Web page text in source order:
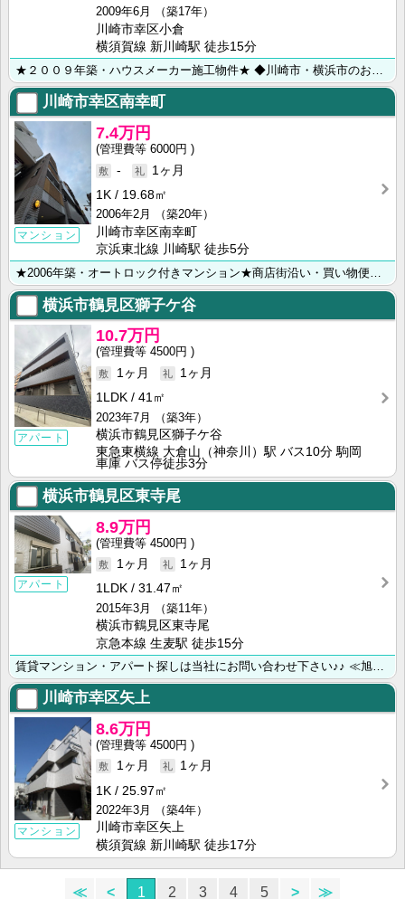
2009年6月
（築17年）
川崎市幸区小倉
横須賀線 新川崎駅 徒歩15分
川崎市幸区南幸町
マンション
7.4万円
6000円
-
1ヶ月
1K
19.68㎡
2006年2月
（築20年）
川崎市幸区南幸町
京浜東北線 川崎駅 徒歩5分
横浜市鶴見区獅子ケ谷
アパート
10.7万円
4500円
1ヶ月
1ヶ月
1LDK
41㎡
2023年7月
（築3年）
横浜市鶴見区獅子ケ谷
東急東横線 大倉山（神奈川）駅 バス10分 駒岡
車庫 バス停徒歩3分
横浜市鶴見区東寺尾
アパート
8.9万円
4500円
1ヶ月
1ヶ月
1LDK
31.47㎡
2015年3月
（築11年）
横浜市鶴見区東寺尾
京急本線 生麦駅 徒歩15分
賃貸マンション・アパート探しは当社にお問い合わせ下さい♪♪ ≪旭化成不動産レジデンス㈱正規代理店≫ハ･･･
川崎市幸区矢上
マンション
8.6万円
4500円
1ヶ月
1ヶ月
1K
25.97㎡
2022年3月
（築4年）
川崎市幸区矢上
横須賀線 新川崎駅 徒歩17分
≪ < 1 2 3 4 5 > ≫